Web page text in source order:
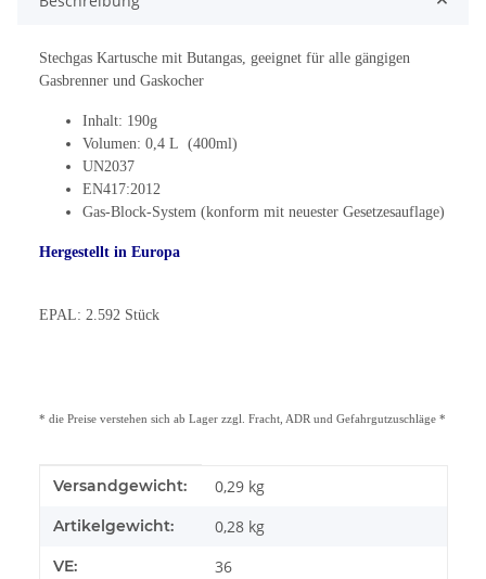
Stechgas Kartusche mit Butangas, geeignet für alle gängigen
Gasbrenner und Gaskocher
Inhalt: 190g
Volumen: 0,4 L (400ml)
UN2037
EN417:2012
Gas-Block-System (konform mit neuester Gesetzesauflage)
Hergestellt in Europa
EPAL: 2.592 Stück
* die Preise verstehen sich ab Lager zzgl. Fracht, ADR und Gefahrgutzuschläge *
Produkteigenschaft
Wert
Versandgewicht: 0,29 kg
Artikelgewicht: 0,28 kg
VE: 36